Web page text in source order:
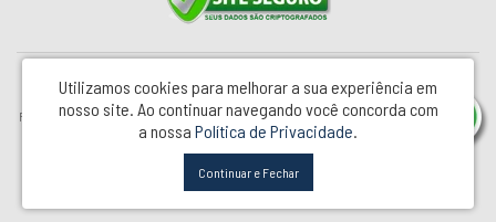
Industrial e Comercial Pretty Glass LTDA - CNPJ: 00.502.154/0001-81
Rua Monteiro Lobato, 86 – Jd Silvina - São Bernardo do Campo / SP - CEP: 09791-253
Pretty Jet © 2026
Utilizamos cookies para melhorar a sua experiência em
nosso site. Ao continuar navegando você concorda com
a nossa Política de Privacidade.
Continuar e Fechar